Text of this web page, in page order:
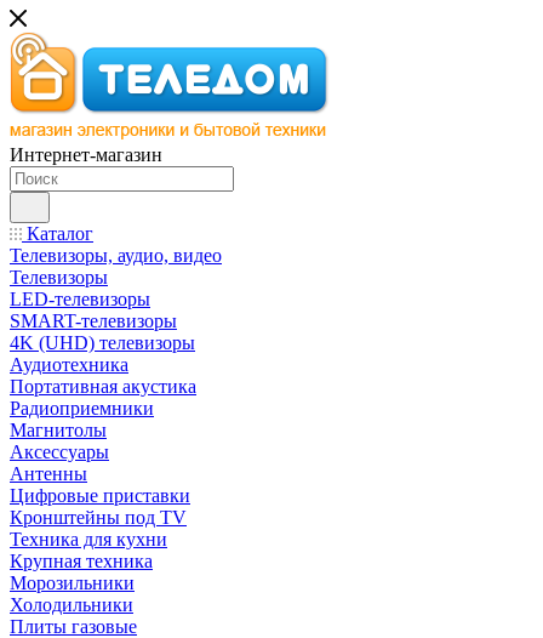
Интернет-магазин
Каталог
Телевизоры, аудио, видео
Телевизоры
LED-телевизоры
SMART-телевизоры
4K (UHD) телевизоры
Аудиотехника
Портативная акустика
Радиоприемники
Магнитолы
Аксессуары
Антенны
Цифровые приставки
Кронштейны под TV
Техника для кухни
Крупная техника
Морозильники
Холодильники
Плиты газовые